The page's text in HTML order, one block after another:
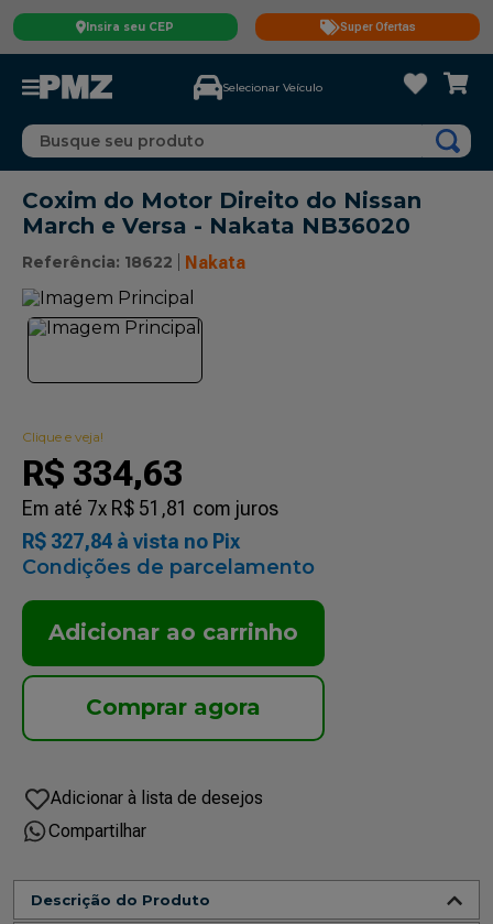
Insira seu CEP Super Ofertas
Selecionar Veículo
Busque seu produto
Coxim do Motor Direito do Nissan
March e Versa - Nakata NB36020
Referência: 18622 Nakata
Clique e veja!
R$ 334,63
Em até 7x R$ 51 ,81 com juros
R$ 327,84 à vista no Pix
Condições de parcelamento
Adicionar ao carrinho
Compartilhar
Descrição do Produto